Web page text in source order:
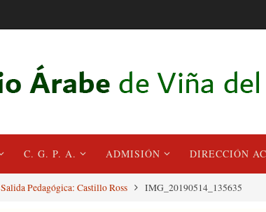
C. G. P. A. ADMISIÓN DIRECCIÓN
Salida Pedagógica: Castillo Ross IMG_20190514_135635